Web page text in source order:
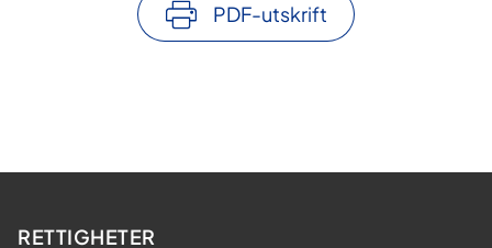
PDF-utskrift
RETTIGHETER